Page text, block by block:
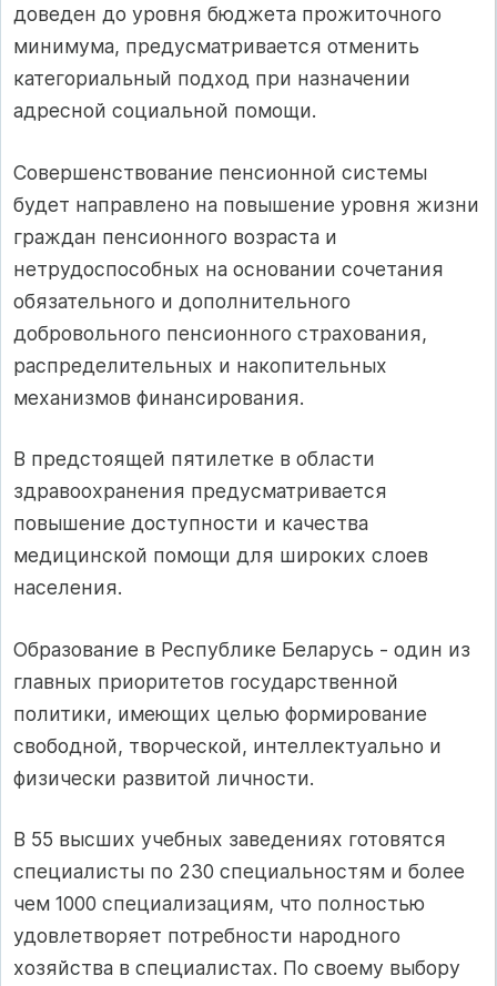
доведен до уровня бюджета прожиточного
минимума, предусматривается отменить
категориальный подход при назначении
адресной социальной помощи.
Совершенствование пенсионной системы
будет направлено на повышение уровня жизни
граждан пенсионного возраста и
нетрудоспособных на основании сочетания
обязательного и дополнительного
добровольного пенсионного страхования,
распределительных и накопительных
механизмов финансирования.
В предстоящей пятилетке в области
здравоохранения предусматривается
повышение доступности и качества
медицинской помощи для широких слоев
населения.
Образование в Республике Беларусь - один из
главных приоритетов государственной
политики, имеющих целью формирование
свободной, творческой, интеллектуально и
физически развитой личности.
В 55 высших учебных заведениях готовятся
специалисты по 230 специальностям и более
чем 1000 специализациям, что полностью
удовлетворяет потребности народного
хозяйства в специалистах. По своему выбору